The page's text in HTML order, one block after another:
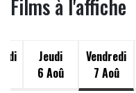
Films à l'affiche
Jeudi
6 Aoû
Vendredi
7 Aoû